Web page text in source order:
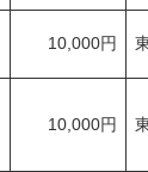
10,000円
10,000円